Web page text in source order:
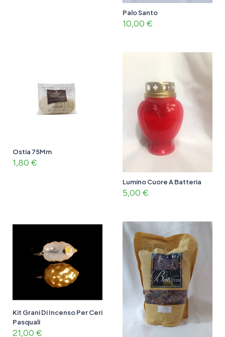
Palo Santo
10,00 €
Ostia 75Mm
1,80 €
Lumino Cuore A Batteria
5,00 €
Kit Grani Di Incenso Per Ceri
Pasquali
21,00 €